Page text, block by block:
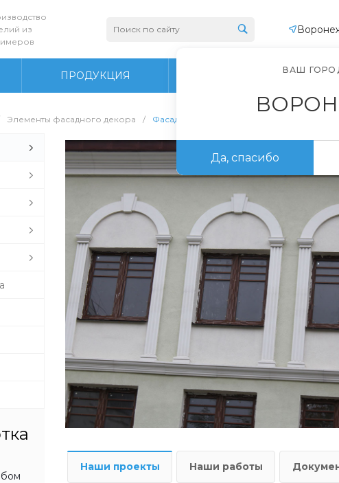
из
ПРОДУКЦИЯ ПРОИЗВОДСТВО
Элементы фасадного декора / Фасадные замковые камни
Наши проекты Наши работы
ВАШ
Да, спасибо